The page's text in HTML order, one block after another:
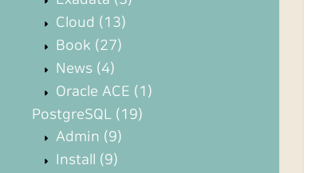
Cloud (13)
Book (27)
News (4)
Oracle ACE (1)
PostgreSQL (19)
Admin (9)
Install (9)